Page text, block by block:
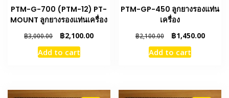
PTM-G-700 (PTM-12) PT-
MOUNT ลูกยางรองแท่นเครื่อง
฿3,000.00
Original
price
was:
฿2,100.00Current
Add to cart
PTM-GP-450 ลูกยางรองแท่น
เครื่อง
฿2,100.00
Original
price
was:
฿1,450.00Current
Add to cart